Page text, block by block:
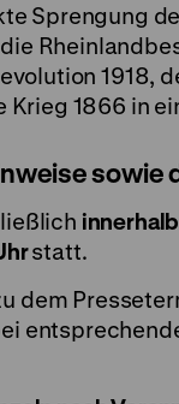
Sprengung
1918,
1866 in
sowie
statt.
dem